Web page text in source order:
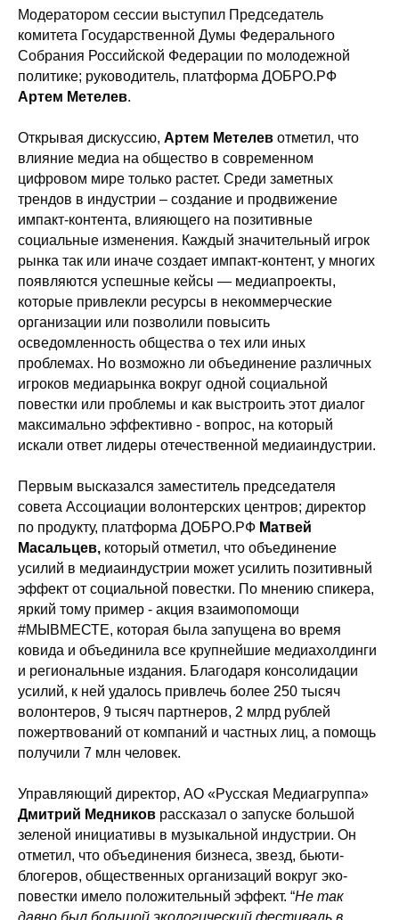
Модератором сессии выступил Председатель
комитета Государственной Думы Федерального
Собрания Российской Федерации по молодежной
политике; руководитель, платформа ДОБРО.РФ
Артем Метелев.
Открывая дискуссию, Артем Метелев отметил, что
влияние медиа на общество в современном
цифровом мире только растет. Среди заметных
трендов в индустрии – создание и продвижение
импакт-контента, влияющего на позитивные
социальные изменения. Каждый значительный игрок
рынка так или иначе создает импакт-контент, у многих
появляются успешные кейсы — медиапроекты,
которые привлекли ресурсы в некоммерческие
организации или позволили повысить
осведомленность общества о тех или иных
проблемах. Но возможно ли объединение различных
игроков медиарынка вокруг одной социальной
повестки или проблемы и как выстроить этот диалог
максимально эффективно - вопрос, на который
искали ответ лидеры отечественной медиаиндустрии.
Первым высказался заместитель председателя
совета Ассоциации волонтерских центров; директор
по продукту, платформа ДОБРО.РФ Матвей
Масальцев, который отметил, что объединение
усилий в медиаиндустрии может усилить позитивный
эффект от социальной повестки. По мнению спикера,
яркий тому пример - акция взаимопомощи
#МЫВМЕСТЕ, которая была запущена во время
ковида и объединила все крупнейшие медиахолдинги
и региональные издания. Благодаря консолидации
усилий, к ней удалось привлечь более 250 тысяч
волонтеров, 9 тысяч партнеров, 2 млрд рублей
пожертвований от компаний и частных лиц, а помощь
получили 7 млн человек.
Управляющий директор, АО «Русская Медиагруппа»
Дмитрий Медников рассказал о запуске большой
зеленой инициативы в музыкальной индустрии. Он
отметил, что объединения бизнеса, звезд, бьюти-
блогеров, общественных организаций вокруг эко-
повестки имело положительный эффект. “Не так
давно был большой экологический фестиваль в